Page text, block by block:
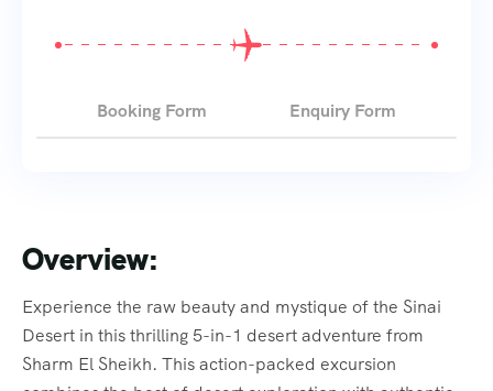
Overview:
Experience the raw beauty and mystique of the Sinai
Desert in this thrilling 5-in-1 desert adventure from
Sharm El Sheikh. This action-packed excursion
Booking Form Enquiry Form